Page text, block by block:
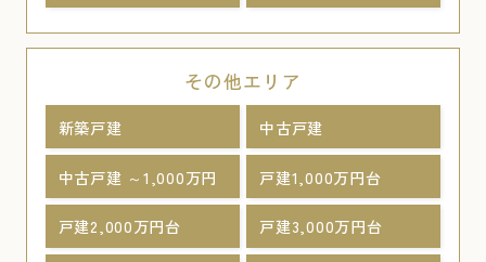
その他エリア
新築戸建 中古戸建
中古戸建 ～1,000万円 戸建1,000万円台
戸建2,000万円台 戸建3,000万円台